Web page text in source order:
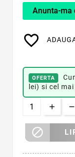
Anunta-ma
favorite_border
OFERTA
lei) si cel
